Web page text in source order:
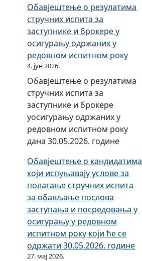
о
д
а
ј
е
о
т
о
р
н
о
в
о
з
и
л
а
п
о
о
в
и
п
р
д
а
ј
е
м
о
о
р
н
о
г
в
о
з
Обавјештење о резулатима
стручних испита за
заступнике и брокере у
осигурању одржаних у
редовном испитном року
4. јун 2026.
Обавјештење о резулатима
стручних испита за
заступнике и брокере
уосигурању одржаних у
редовном испитном року
дана 30.05.2026. године
Обавјештење о кандидатима
који испуњавају услове за
полагање стручних испита
за обављање послова
заступања и посредовања у
осигурању у редовном
испитном року који ће се
одржати 30.05.2026. године
27. мај 2026.